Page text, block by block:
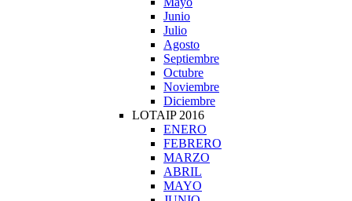
Junio
Julio
Agosto
Septiembre
Octubre
Noviembre
Diciembre
LOTAIP 2016
ENERO
FEBRERO
MARZO
ABRIL
MAYO